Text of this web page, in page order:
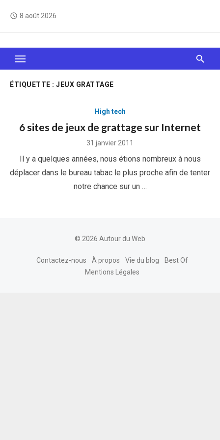
access_time 8 août 2026
Le Web, c'est comme une boîte de chocolats… On
sait jamais sur quoi on va tomber !
ÉTIQUETTE : JEUX GRATTAGE
High tech
6 sites de jeux de grattage sur Internet
Posted
31 janvier 2011
Il y a quelques années, nous étions nombreux à nous
déplacer dans le bureau tabac le plus proche afin de tenter
notre chance sur un …
© 2026 Autour du Web
Contactez-nous À propos Vie du blog
Best Of
Mentions Légales